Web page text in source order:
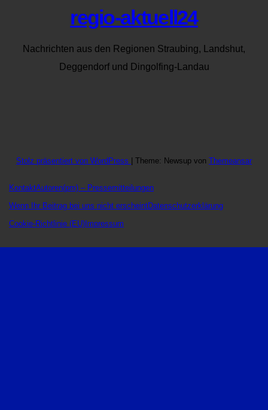
regio-aktuell24
Nachrichten aus den Regionen Straubing, Landshut,
Deggendorf und Dingolfing-Landau
Stolz präsentiert von WordPress Theme: Newsup von Themeansar
KontaktAutoren(pm) – Pressemitteilungen
Wenn Ihr Beitrag bei uns nicht erscheintDatenschutzerklärung
Cookie-Richtlinie (EU) Impressum